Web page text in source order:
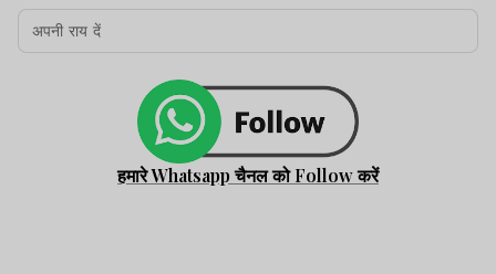
हमारे Whatsapp चैनल को Follow करें